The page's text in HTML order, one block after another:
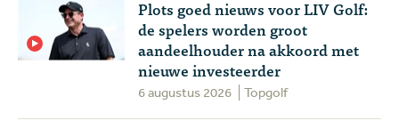
Plots goed nieuws voor LIV Golf:
de spelers worden groot
aandeelhouder na akkoord met
nieuwe investeerder
6 augustus 2026 Topgolf